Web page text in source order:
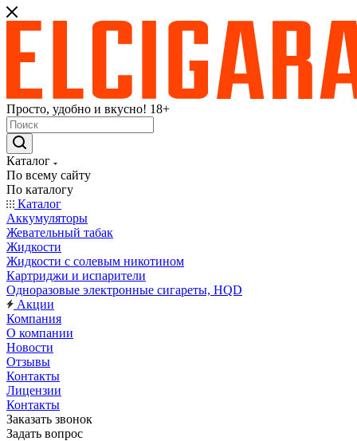
Просто, удобно и вкусно! 18+
Каталог
По всему сайту
По каталогу
Каталог
Аккумуляторы
Жевательный табак
Жидкости
Жидкости с солевым никотином
Картриджи и испарители
Одноразовые электронные сигареты, HQD
Акции
Компания
О компании
Новости
Отзывы
Контакты
Лицензии
Контакты
Заказать звонок
Задать вопрос